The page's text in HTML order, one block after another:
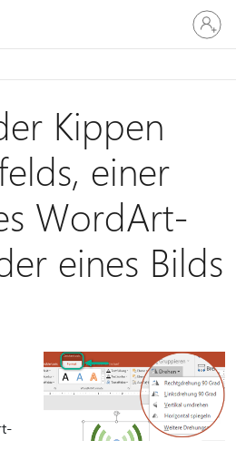
Bei
Ihrem
Konto
Kippen
einer
WordArt-
eines Bilds